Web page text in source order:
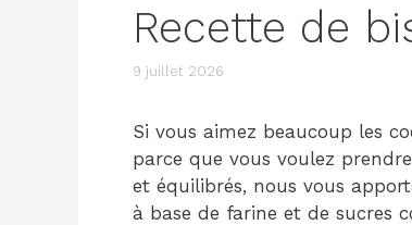
Recette de
9 juillet 2026
Si vous aimez beaucoup les
parce que vous voulez
et équilibrés, nous vous
à base de farine et de sucres